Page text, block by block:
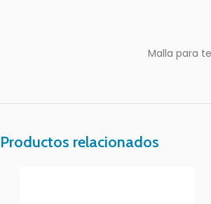
Malla para
Productos relacionados